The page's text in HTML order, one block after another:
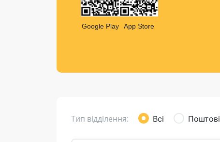
Листи та листівки
Кур’єрська доставка
Google Play App Store
Тип відділення: Всі Поштові